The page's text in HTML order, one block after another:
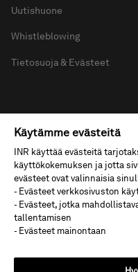
Uutishuone
Whistleblowing
Tietosuoja & Evästeet
Käytämme evästeitä
INR käyttää evästeitä
käyttökokemuksen ja jotta
evästeet ovat valinnaisia
- Evästeet verkkosivuston
- Evästeet, jotka
tallentamisen
- Evästeet mainontaan